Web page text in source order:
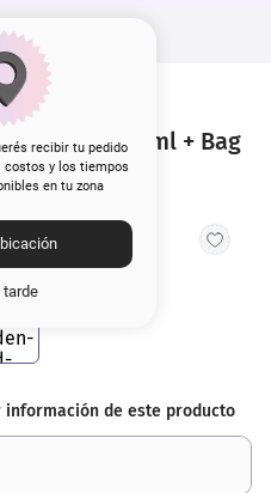
recibir tu pedido
costos y los tiempos
en tu zona
tarde
Door x 100 ml + Bag